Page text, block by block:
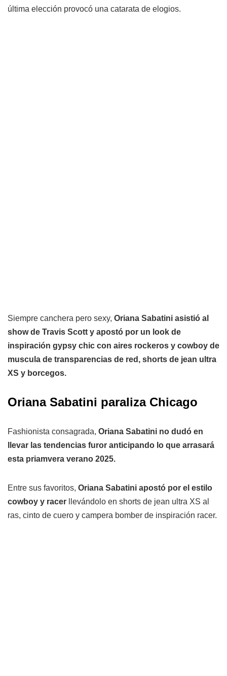
última elección provocó una catarata de elogios.
Siempre canchera pero sexy, Oriana Sabatini asistió al
show de Travis Scott y apostó por un look de
inspiración gypsy chic con aires rockeros y cowboy de
muscula de transparencias de red, shorts de jean ultra
XS y borcegos.
Oriana Sabatini paraliza Chicago
Fashionista consagrada, Oriana Sabatini no dudó en
llevar las tendencias furor anticipando lo que arrasará
esta priamvera verano 2025.
Entre sus favoritos, Oriana Sabatini apostó por el estilo
cowboy y racer
llevándolo en shorts de jean ultra XS al
ras, cinto de cuero y campera bomber de inspiración racer.